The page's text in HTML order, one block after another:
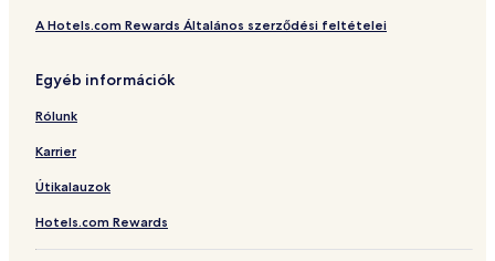
A Hotels.com Rewards Általános szerződési feltételei
Egyéb információk
Rólunk
Karrier
Útikalauzok
Hotels.com Rewards